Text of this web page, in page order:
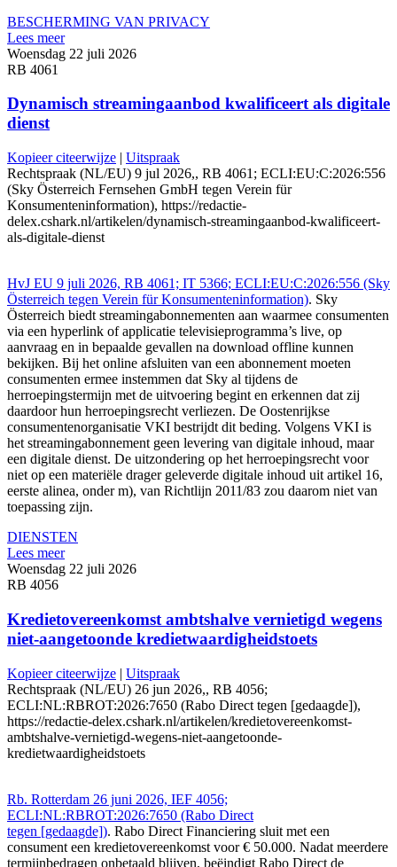
BESCHERMING VAN PRIVACY
Lees meer
Woensdag 22 juli 2026
RB 4061
Dynamisch streamingaanbod kwalificeert als digitale
dienst
Kopieer citeerwijze | Uitspraak
Rechtspraak (NL/EU) 9 jul 2026,, RB 4061; ECLI:EU:C:2026:556
(Sky Österreich Fernsehen GmbH tegen Verein für
Konsumenteninformation), https://redactie-
delex.cshark.nl/artikelen/dynamisch-streamingaanbod-kwalificeert-
als-digitale-dienst
HvJ EU 9 juli 2026, RB 4061; IT 5366; ECLI:EU:C:2026:556 (Sky
Österreich tegen Verein für Konsumenteninformation). Sky
Österreich biedt streamingabonnementen aan waarmee consumenten
via een hyperlink of applicatie televisieprogramma’s live, op
aanvraag en in bepaalde gevallen na download offline kunnen
bekijken. Bij het online afsluiten van een abonnement moeten
consumenten ermee instemmen dat Sky al tijdens de
herroepingstermijn met de uitvoering begint en erkennen dat zij
daardoor hun herroepingsrecht verliezen. De Oostenrijkse
consumentenorganisatie VKI bestrijdt dit beding. Volgens VKI is
het streamingabonnement geen levering van digitale inhoud, maar
een digitale dienst. De uitzondering op het herroepingsrecht voor
niet op een materiële drager geleverde digitale inhoud uit artikel 16,
eerste alinea, onder m), van Richtlijn 2011/83 zou daarom niet van
toepassing zijn.
DIENSTEN
Lees meer
Woensdag 22 juli 2026
RB 4056
Kredietovereenkomst ambtshalve vernietigd wegens
niet-aangetoonde kredietwaardigheidstoets
Kopieer citeerwijze | Uitspraak
Rechtspraak (NL/EU) 26 jun 2026,, RB 4056;
ECLI:NL:RBROT:2026:7650 (Rabo Direct tegen [gedaagde]),
https://redactie-delex.cshark.nl/artikelen/kredietovereenkomst-
ambtshalve-vernietigd-wegens-niet-aangetoonde-
kredietwaardigheidstoets
Rb. Rotterdam 26 juni 2026, IEF 4056;
ECLI:NL:RBROT:2026:7650 (Rabo Direct
tegen [gedaagde]). Rabo Direct Financiering sluit met een
consument een kredietovereenkomst voor € 50.000. Nadat meerdere
termijnbedragen onbetaald blijven, beëindigt Rabo Direct de